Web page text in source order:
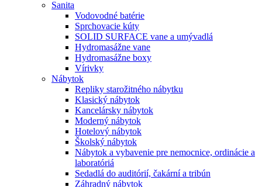
Sanita
Vodovodné batérie
Sprchovacie kúty
SOLID SURFACE vane a umývadlá
Hydromasážne vane
Hydromasážne boxy
Vírivky
Nábytok
Repliky starožitného nábytku
Klasický nábytok
Kancelársky nábytok
Moderný nábytok
Hotelový nábytok
Školský nábytok
Nábytok a vybavenie pre nemocnice, ordinácie a
laboratóriá
Sedadlá do auditórií, čakární a tribún
Záhradný nábytok